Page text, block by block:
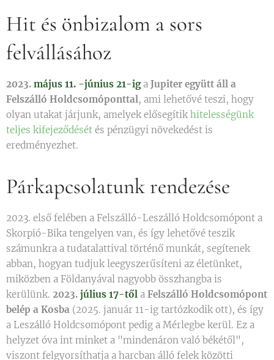
Hit és önbizalom a sors
felvállásához
2023. május 11. -június 21-ig a Jupiter együtt áll a
Felszálló Holdcsomóponttal , ami lehetővé teszi, hogy
olyan utakat járjunk, amelyek elősegítik hitelességünk
teljes kifejeződését és pénzügyi növekedést is
eredményezhet.
Párkapcsolatunk rendezése
2023. első felében a Felszálló-Leszálló Holdcsomópont a
Skorpió-Bika tengelyen van, és így lehetővé teszik
számunkra a tudatalattival történő munkát, segítenek
abban, hogyan tudjuk leegyszerűsíteni az életünket,
miközben a Földanyával nagyobb összhangba is
kerülünk. 2023. július 17-től a Felszálló Holdcsomópont
belép a Kosba (2025. január 11-ig tartózkodik ott), és így
a Leszálló Holdcsomópont pedig a Mérlegbe kerül. Ez a
helyzet óva int minket a "mindenáron való békétől",
viszont felgyorsíthatja a harcban álló felek közötti